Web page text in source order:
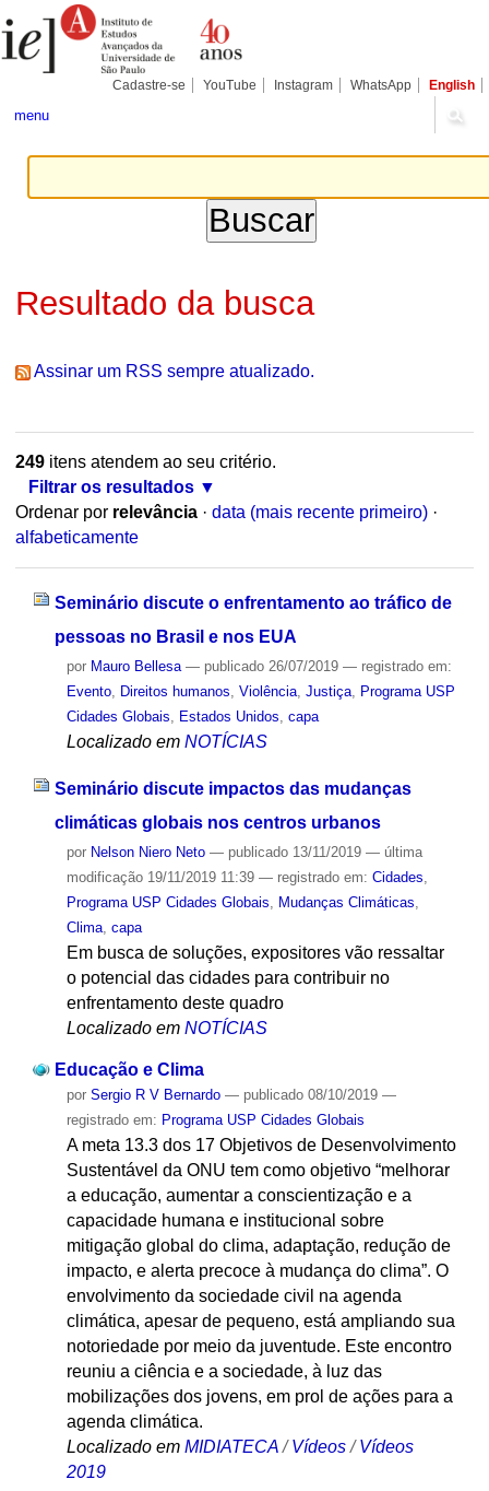
para
conteúdo.
Pessoais
Cadastre-se YouTube Instagram WhatsApp English
menu
Resultado da busca
Assinar um RSS sempre atualizado.
249itens atendem ao seu critério.
Filtrar os resultados
Ordenar por relevância · data (mais recente primeiro) ·
alfabeticamente
Seminário discute o enfrentamento ao tráfico de
pessoas no Brasil e nos EUA
por Mauro Bellesa — publicado26/07/2019 — registrado em:
Evento, Direitos humanos Violência, Justiça,
Programa USP
Cidades Globais
Estados Unidos capa
Localizado em NOTÍCIAS
Seminário discute impactos das mudanças
climáticas globais nos centros urbanos
por Nelson Niero Neto — publicado13/11/2019 — última
modificação19/11/2019 11:39 — registrado em: Cidades
Programa USP Cidades Globais
Mudanças Climáticas
Clima, capa
Em busca de soluções, expositores vão ressaltar
o potencial das cidades para contribuir no
enfrentamento deste quadro
Localizado em NOTÍCIAS
Educação e Clima
por Sergio R V Bernardo — publicado08/10/2019 —
registrado em: Programa USP Cidades Globais
A meta 13.3 dos 17 Objetivos de Desenvolvimento
Sustentável da ONU tem como objetivo “melhorar
a educação, aumentar a conscientização e a
capacidade humana e institucional sobre
mitigação global do clima, adaptação, redução de
impacto, e alerta precoce à mudança do clima”. O
envolvimento da sociedade civil na agenda
climática, apesar de pequeno, está ampliando sua
notoriedade por meio da juventude. Este encontro
reuniu a ciência e a sociedade, à luz das
mobilizações dos jovens, em prol de ações para a
agenda climática.
Localizado em MIDIATECA /Vídeos /Vídeos
2019